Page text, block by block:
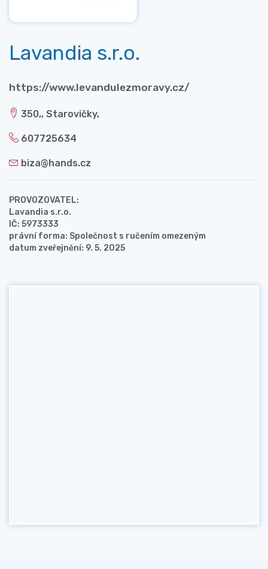
Lavandia s.r.o.
https://www.levandulezmoravy.cz/
350,, Starovičky,
607725634
biza@hands.cz
PROVOZOVATEL:
Lavandia s.r.o.
IČ: 5973333
právní forma: Společnost s ručením omezeným
datum zveřejnění: 9. 5. 2025